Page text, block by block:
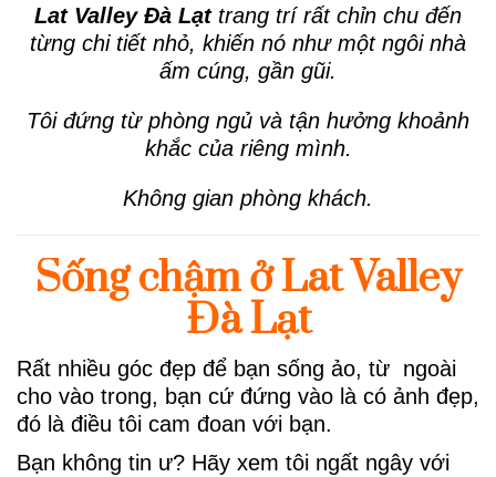
Lat Valley Đà Lạttrang trí rất chỉn chu đến
từng chi tiết nhỏ, khiến nó như một ngôi nhà
ấm cúng, gần gũi.
Tôi đứng từ phòng ngủ và tận hưởng khoảnh
khắc của riêng mình.
Không gian phòng khách.
Sống chậm ở Lat Valley
Đà Lạt
Rất nhiều góc đẹp để bạn sống ảo, từ ngoài
cho vào trong, bạn cứ đứng vào là có ảnh đẹp,
đó là điều tôi cam đoan với bạn.
Bạn không tin ư? Hãy xem tôi ngất ngây với